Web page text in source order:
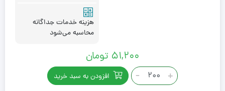
هزینه خدمات جداگانه
محاسبه می‌شود
۵۱,۲۰۰ تومان
+
زیرسیگاری
2046
- افزودن به سبد خرید